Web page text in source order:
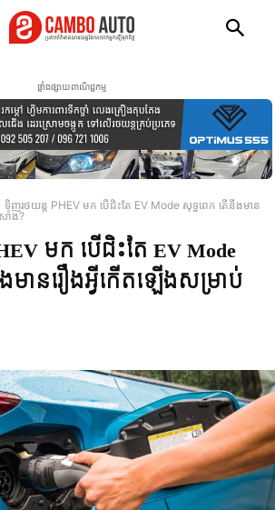
ផ្ទាំងផ្សាយពាណិជ្ជកម្ម
ទិញរថយន្ត PHEV មក បើជិះតែ EV Mode សុទ្ធពេក តើនឹងមាន
ាំង?
មក បើជិះតែ EV Mode
មានរឿងអ្វីកើតឡើងសម្រាប់